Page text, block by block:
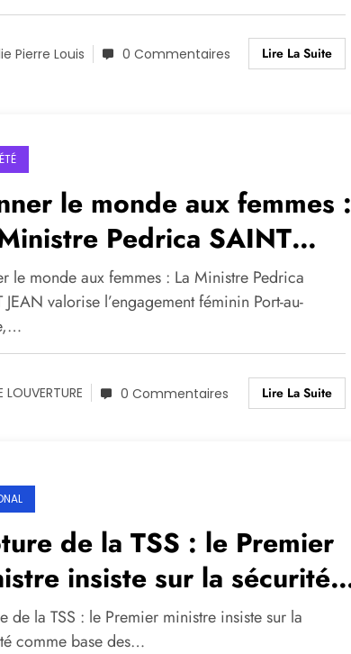
Pierre Louis 0 Commentaires Lire La Suite
le monde aux femmes :
Pedrica SAINT
valorise l’engagement
le monde aux femmes : La Ministre Pedrica
JEAN valorise l’engagement féminin Port-au-
LOUVERTURE 0 Commentaires Lire La Suite
de la TSS : le Premier
insiste sur la sécurité
base des élections
de la TSS : le Premier ministre insiste sur la
comme base des…